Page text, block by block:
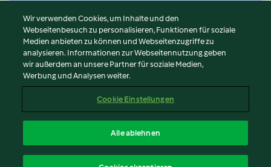
Nutzungsbedingungen
Datenschutzrichtlinien
Disclaimer
Impressum
Cookies
Abo kündigen
Erklärung zur Barrierefreiheit
Wir verwenden Cookies, um Inhalte und den
Webseitenbesuch zu personalisieren, Funktionen für soziale
Medien anbieten zu können und Webseitenzugriffe zu
analysieren. Informationen zur Webseitennutzung geben
wir außerdem an unsere Partner für soziale Medien,
Werbung und Analysen weiter.
Cookie Einstellungen
Alle ablehnen